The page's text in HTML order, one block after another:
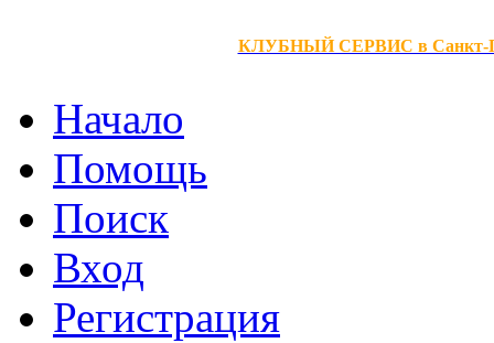
КЛУБНЫЙ СЕРВИС в Санкт-
Начало
Помощь
Поиск
Вход
Регистрация